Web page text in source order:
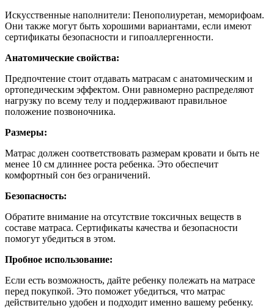
Искусственные наполнители: Пенополиуретан, меморифоам.
Они также могут быть хорошими вариантами, если имеют
сертификаты безопасности и гипоаллергенности.
Анатомические свойства:
Предпочтение стоит отдавать матрасам с анатомическим и
ортопедическим эффектом. Они равномерно распределяют
нагрузку по всему телу и поддерживают правильное
положение позвоночника.
Размеры:
Матрас должен соответствовать размерам кровати и быть не
менее 10 см длиннее роста ребенка. Это обеспечит
комфортный сон без ограничений.
Безопасность:
Обратите внимание на отсутствие токсичных веществ в
составе матраса. Сертификаты качества и безопасности
помогут убедиться в этом.
Пробное использование:
Если есть возможность, дайте ребенку полежать на матрасе
перед покупкой. Это поможет убедиться, что матрас
действительно удобен и подходит именно вашему ребенку.